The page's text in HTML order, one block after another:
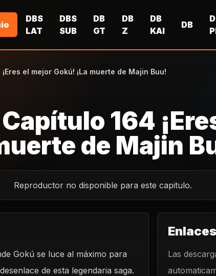
DBS
LAT
DBS
SUB
DB
GT
DB
Z
DB
KAI
DB
el mejor Gokú! ¡La muerte de Majin Buu!
164
de Majin
Reproductor no disponible para este capitulo.
Gokú se luce al máximo para
de esta legendaria saga.
Las